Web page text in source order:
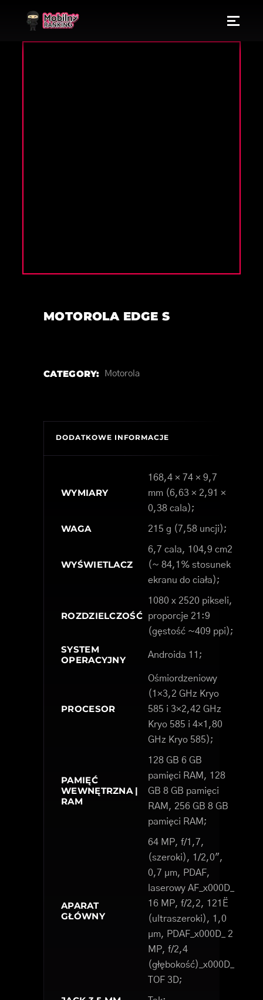
MOTOROLA EDGE S
CATEGORY: Motorola
DODATKOWE INFORMACJE
WYMIARY
168,4 × 74 × 9,7
mm (6,63 × 2,91 ×
0,38 cala);
WAGA 215 g (7,58 uncji);
WYŚWIETLACZ
6,7 cala, 104,9 cm2
(~ 84,1% stosunek
ekranu do ciała);
ROZDZIELCZOŚĆ
1080 x 2520 pikseli,
proporcje 21:9
(gęstość ~409 ppi);
SYSTEM
OPERACYJNY
Androida 11;
PROCESOR
Ośmiordzeniowy
(1×3,2 GHz Kryo
585 i 3×2,42 GHz
Kryo 585 i 4×1,80
GHz Kryo 585);
PAMIĘĆ
WEWNĘTRZNA |
RAM
128 GB 6 GB
pamięci RAM, 128
GB 8 GB pamięci
RAM, 256 GB 8 GB
pamięci RAM;
APARAT
GŁÓWNY
64 MP, f/1,7,
(szeroki), 1/2,0",
0,7 µm, PDAF,
laserowy AF_x000D_
16 MP, f/2,2, 121Ë
(ultraszeroki), 1,0
µm, PDAF_x000D_ 2
MP, f/2,4
(głębokość)_x000D_
TOF 3D;